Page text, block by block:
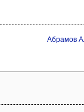
Абрамов